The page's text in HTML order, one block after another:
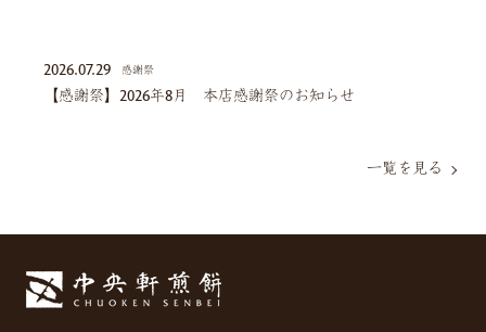
2026.07.29 感謝祭
【感謝祭】2026年8月 本店感謝祭のお知らせ
一覧を見る